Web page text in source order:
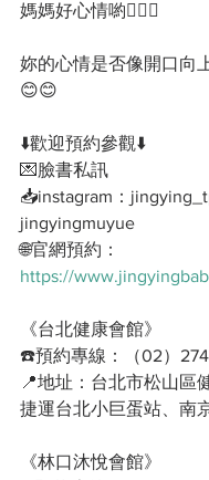
媽媽好心情喲👩‍❤️‍👩
妳的心情是否像開口向
😊😊
⬇️歡迎預約參觀⬇️
💌臉書私訊
📥instagram：
jingyingmuyue
🌐官網預約：
https://
《台北健康會館》
☎️預約專線：（02）
📍地址：台北市松山區
捷運台北小巨蛋站、南
《林口沐悅會館》